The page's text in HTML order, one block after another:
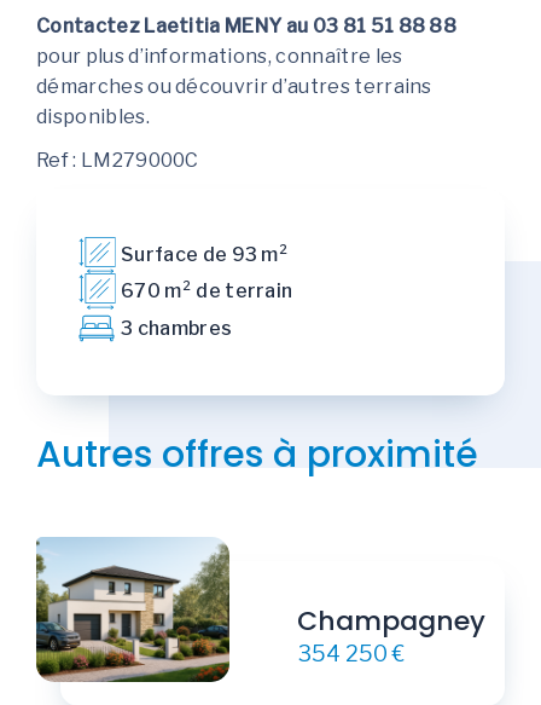
Contactez Laetitia MENY au 03 81 51 88 88
pour plus d’informations, connaître les
démarches ou découvrir d’autres terrains
disponibles.
Ref : LM279000C
Surface de 93 m²
670 m² de terrain
3 chambres
Autres offres à proximité
Champagney
354 250 €